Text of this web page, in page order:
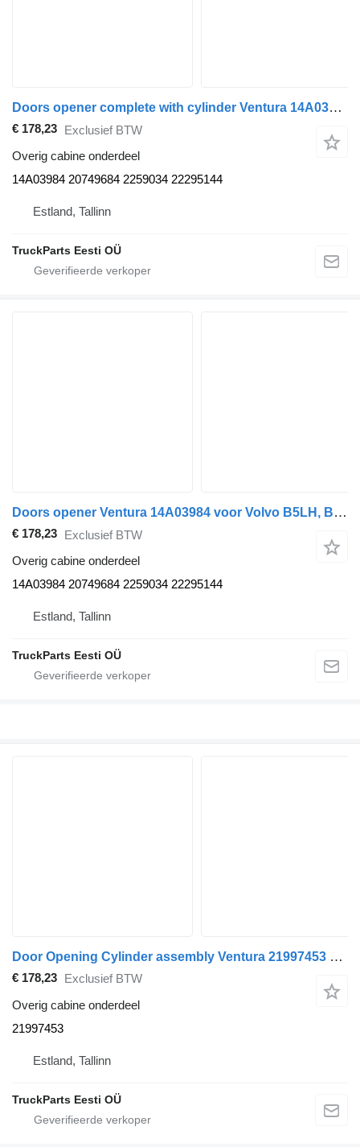
Doors opener complete with cylinder Ventura 14A03984 voor Volvo B5LH, B0E (2008-) bus
€ 178,23 Exclusief BTW
Overig cabine onderdeel
14A03984 20749684 2259034 22295144
Estland, Tallinn
TruckParts Eesti OÜ
Doors opener Ventura 14A03984 voor Volvo B5LH, B0E (2008-) bus
€ 178,23 Exclusief BTW
Overig cabine onderdeel
14A03984 20749684 2259034 22295144
Estland, Tallinn
TruckParts Eesti OÜ
Door Opening Cylinder assembly Ventura 21997453 voor Volvo B5LH, B0E (2008-) bus
€ 178,23 Exclusief BTW
Overig cabine onderdeel
21997453
Estland, Tallinn
TruckParts Eesti OÜ